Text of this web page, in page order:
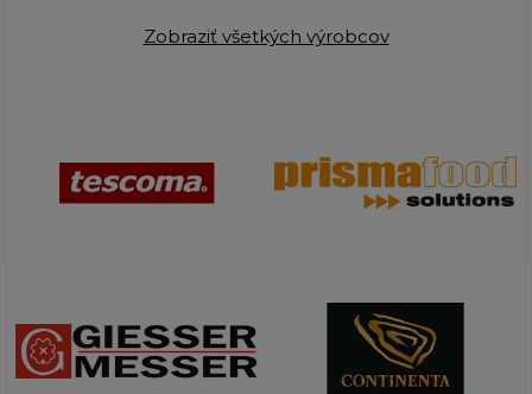
Zobraziť všetkých výrobcov